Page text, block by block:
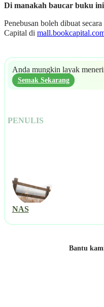
Di manakah baucar buku
Penebusan boleh dibuat
Capital di
Anda mungkin layak
Semak Sekarang
PENULIS
NAS
Bantu